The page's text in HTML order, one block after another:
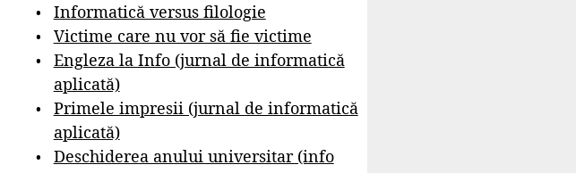
Informatică versus filologie
Victime care nu vor să fie victime
Engleza la Info (jurnal de informatică
aplicată)
Primele impresii (jurnal de informatică
aplicată)
Deschiderea anului universitar (info